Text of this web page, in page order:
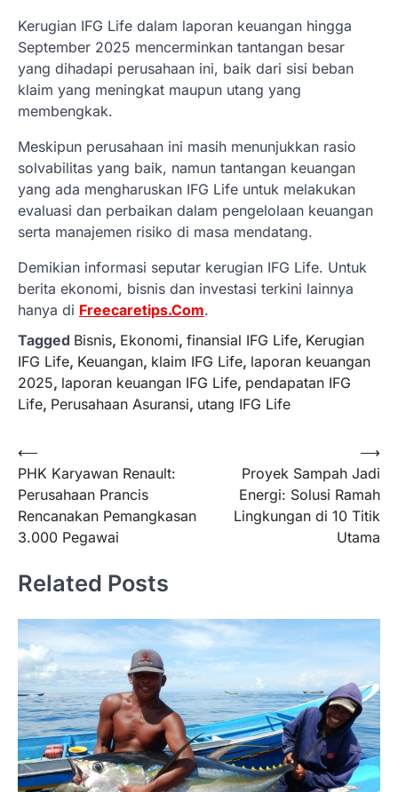
Kerugian IFG Life dalam laporan keuangan hingga
September 2025 mencerminkan tantangan besar
yang dihadapi perusahaan ini, baik dari sisi beban
klaim yang meningkat maupun utang yang
membengkak.
Meskipun perusahaan ini masih menunjukkan rasio
solvabilitas yang baik, namun tantangan keuangan
yang ada mengharuskan IFG Life untuk melakukan
evaluasi dan perbaikan dalam pengelolaan keuangan
serta manajemen risiko di masa mendatang.
Demikian informasi seputar kerugian IFG Life. Untuk
berita ekonomi, bisnis dan investasi terkini lainnya
hanya di Freecaretips.Com.
Tagged Bisnis, Ekonomi, finansial IFG Life, Kerugian
IFG Life, Keuangan, klaim IFG Life, laporan keuangan
2025, laporan keuangan IFG Life, pendapatan IFG
Life, Perusahaan Asuransi, utang IFG Life
Navigasi
pos
⟵
PHK Karyawan Renault:
Perusahaan Prancis
Rencanakan Pemangkasan
3.000 Pegawai
Proyek Sampah Jadi
Energi: Solusi Ramah
Lingkungan di 10 Titik
Utama
⟶
Related Posts